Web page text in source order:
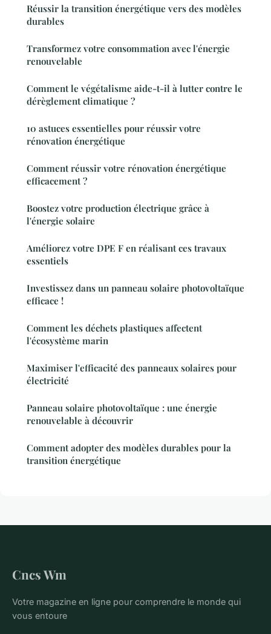
Réussir la transition énergétique vers des modèles
durables
Transformez votre consommation avec l'énergie
renouvelable
Comment le végétalisme aide-t-il à lutter contre le
dérèglement climatique ?
10 astuces essentielles pour réussir votre
rénovation énergétique
Comment réussir votre rénovation énergétique
efficacement ?
Boostez votre production électrique grâce à
l'énergie solaire
Améliorez votre DPE F en réalisant ces travaux
essentiels
Investissez dans un panneau solaire photovoltaïque
efficace !
Comment les déchets plastiques affectent
l'écosystème marin
Maximiser l'efficacité des panneaux solaires pour
électricité
Panneau solaire photovoltaïque : une énergie
renouvelable à découvrir
Comment adopter des modèles durables pour la
transition énergétique
Cncs Wm
Votre magazine en ligne pour comprendre le monde qui
vous entoure